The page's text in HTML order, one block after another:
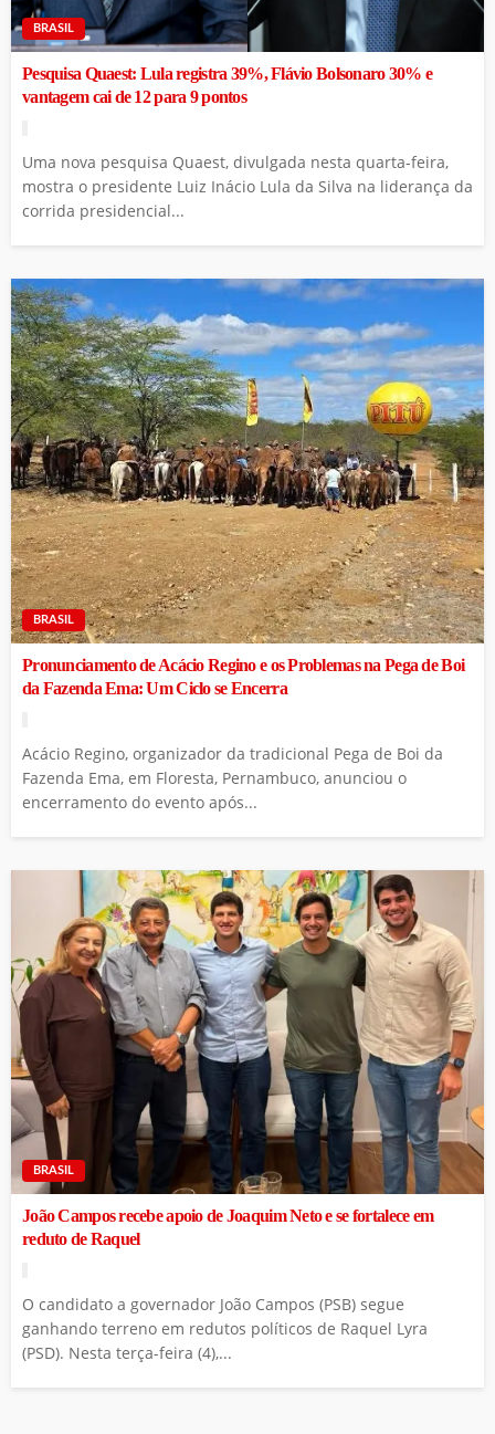
BRASIL
Pesquisa Quaest: Lula registra 39%, Flávio Bolsonaro 30% e
vantagem cai de 12 para 9 pontos
Uma nova pesquisa Quaest, divulgada nesta quarta-feira,
mostra o presidente Luiz Inácio Lula da Silva na liderança da
corrida presidencial...
BRASIL
Pronunciamento de Acácio Regino e os Problemas na Pega de Boi
da Fazenda Ema: Um Ciclo se Encerra
Acácio Regino, organizador da tradicional Pega de Boi da
Fazenda Ema, em Floresta, Pernambuco, anunciou o
encerramento do evento após...
BRASIL
João Campos recebe apoio de Joaquim Neto e se fortalece em
reduto de Raquel
O candidato a governador João Campos (PSB) segue
ganhando terreno em redutos políticos de Raquel Lyra
(PSD). Nesta terça-feira (4),...